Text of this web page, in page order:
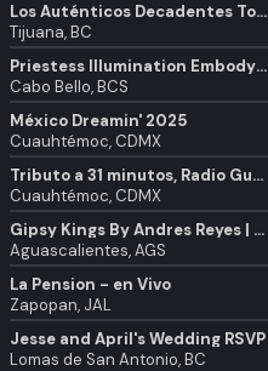
Los Auténticos Decadentes Tour 30 Aniversario en Tijuana
Tijuana, BC
Priestess Illumination Embody Your Power Through Ritual, Tantra, & Pleasure
Cabo Bello, BCS
México Dreamin' 2025
Cuauhtémoc, CDMX
Tributo a 31 minutos, Radio Guaripolo en CDMX
Cuauhtémoc, CDMX
Gipsy Kings By Andres Reyes | Aguascalientes
Aguascalientes, AGS
La Pension - en Vivo
Zapopan, JAL
Jesse and April's Wedding RSVP
Lomas de San Antonio, BC